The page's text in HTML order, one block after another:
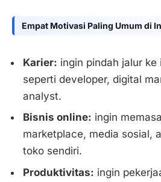
Empat Motivasi Paling Umum di
Karier: ingin pindah jalur ke
seperti developer, digital
analyst.
Bisnis online: ingin
marketplace, media sosial,
toko sendiri.
Produktivitas: ingin